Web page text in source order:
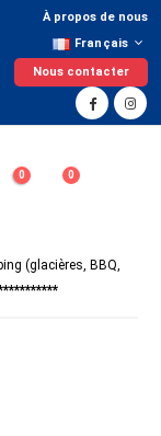
À propos de nous
Français
Nous contacter
0 0
(glacières, BBQ,